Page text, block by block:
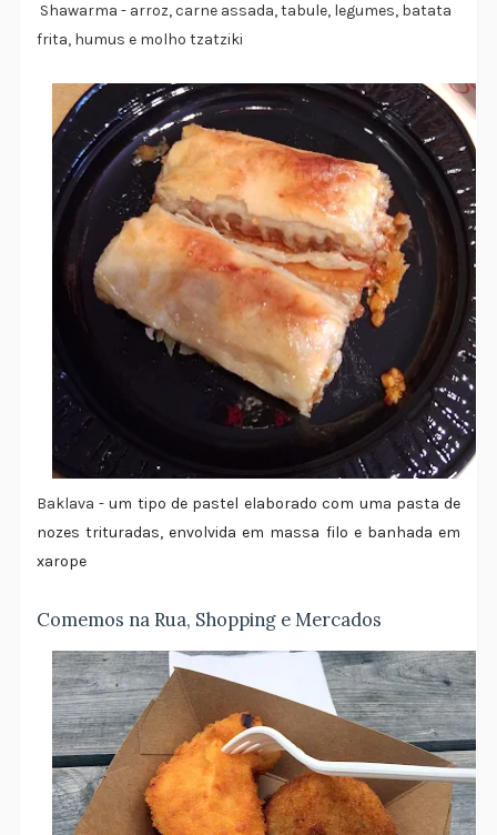
Shawarma - arroz, carne assada, tabule, legumes, batata
frita, humus e molho tzatziki
Baklava -um tipo de pastel elaborado com uma pasta de
nozes trituradas, envolvida em massa filo e banhada em
xarope
Comemos na Rua, Shopping e Mercados